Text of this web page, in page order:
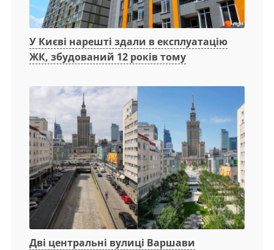
У Києві нарешті здали в експлуатацію
ЖК, збудований 12 років тому
Дві центральні вулиці Варшави